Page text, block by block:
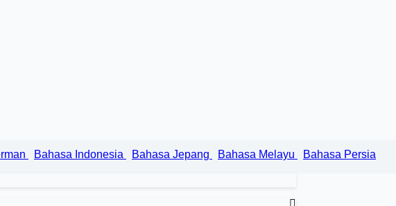
Bahasa Indonesia Bahasa Jepang Bahasa Melayu
Bahasa Persia